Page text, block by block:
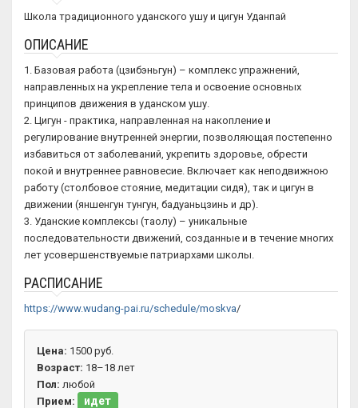
Школа традиционного уданского ушу и цигун Уданпай
ОПИСАНИЕ
1. Базовая работа (цзибэньгун) – комплекс упражнений,
направленных на укрепление тела и освоение основных
принципов движения в уданском ушу.
2. Цигун - практика, направленная на накопление и
регулирование внутренней энергии, позволяющая постепенно
избавиться от заболеваний, укрепить здоровье, обрести
покой и внутреннее равновесие. Включает как неподвижною
работу (столбовое стояние, медитации сидя), так и цигун в
движении (яншенгун тунгун, бадуаньцзинь и др).
3. Уданские комплексы (таолу) – уникальные
последовательности движений, созданные и в течение многих
лет усовершенствуемые патриархами школы.
РАСПИСАНИЕ
https://www.wudang-pai.ru/schedule/moskva/
Цена: 1500 руб.
Возраст: 18–18 лет
Пол: любой
Прием:
идет